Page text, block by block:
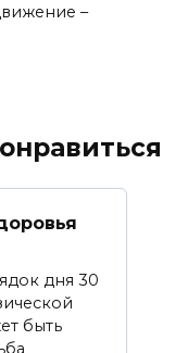
–
дня 30
быть